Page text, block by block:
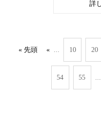
詳
« 先頭 « 10 20
54 55